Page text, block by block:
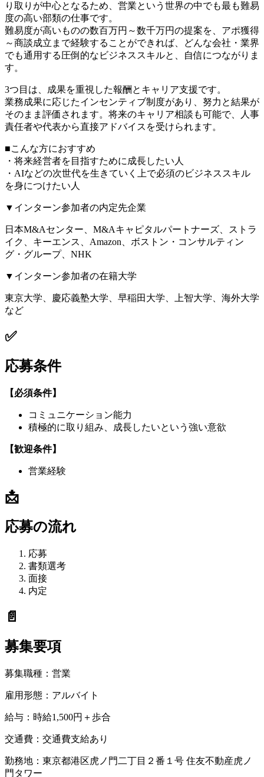
り取りが中心となるため、営業という世界の中でも最も難易
度の高い部類の仕事です。
難易度が高いものの数百万円～数千万円の提案を、アポ獲得
～商談成立まで経験することができれば、どんな会社・業界
でも通用する圧倒的なビジネススキルと、自信につながりま
す。
3つ目は、成果を重視した報酬とキャリア支援です。
業務成果に応じたインセンティブ制度があり、努力と結果が
そのまま評価されます。将来のキャリア相談も可能で、人事
責任者や代表から直接アドバイスを受けられます。
■こんな方におすすめ
・将来経営者を目指すために成長したい人
・AIなどの次世代を生きていく上で必須のビジネススキル
を身につけたい人
▼インターン参加者の内定先企業
日本M&Aセンター、M&Aキャピタルパートナーズ、ストラ
イク、キーエンス、Amazon、ボストン・コンサルティン
グ・グループ、NHK
▼インターン参加者の在籍大学
東京大学、慶応義塾大学、早稲田大学、上智大学、海外大学
など
✅
応募条件
【必須条件】
コミュニケーション能力
積極的に取り組み、成長したいという強い意欲
【歓迎条件】
営業経験
📩
応募の流れ
応募
書類選考
面接
内定
📄
募集要項
募集職種： 営業
雇用形態： アルバイト
給与： 時給1,500円＋歩合
交通費： 交通費支給あり
勤務地： 東京都港区虎ノ門二丁目２番１号 住友不動産虎ノ
門タワー